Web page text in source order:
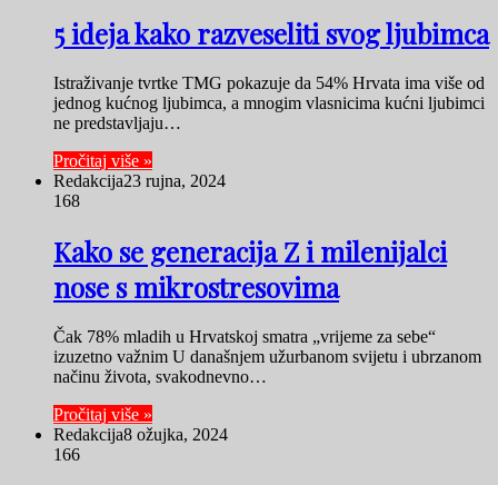
5 ideja kako razveseliti svog ljubimca
Istraživanje tvrtke TMG pokazuje da 54% Hrvata ima više od
jednog kućnog ljubimca, a mnogim vlasnicima kućni ljubimci
ne predstavljaju…
Pročitaj više »
Redakcija23 rujna, 2024
168
Kako se generacija Z i milenijalci
nose s mikrostresovima
Čak 78% mladih u Hrvatskoj smatra „vrijeme za sebe“
izuzetno važnim U današnjem užurbanom svijetu i ubrzanom
načinu života, svakodnevno…
Pročitaj više »
Redakcija8 ožujka, 2024
166